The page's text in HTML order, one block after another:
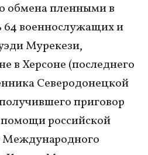
обмена пленными в
64 военнослужащих и
Мурекези,
в Херсоне (последнего
Северодонецкой
приговор
помощи российской
Международного